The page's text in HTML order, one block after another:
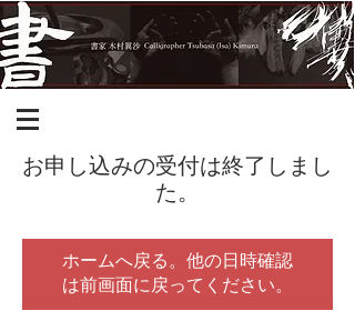
お申し込みの受付は終了しまし
た。
ホームへ戻る。他の日時確認
は前画面に戻ってください。